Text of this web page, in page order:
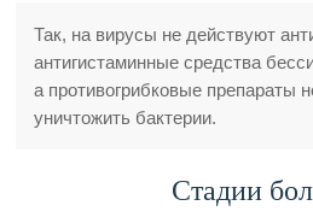
Так, на вирусы не действуют
антигистаминные средства
а противогрибковые препараты
уничтожить бактерии.
Стадии